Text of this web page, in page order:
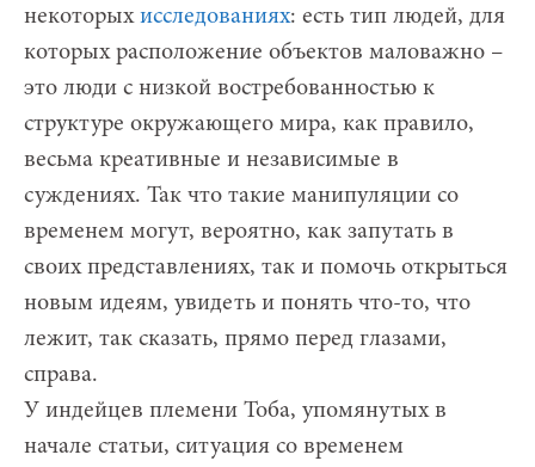
некоторых исследованиях: есть тип людей, для
которых расположение объектов маловажно –
это люди с низкой востребованностью к
структуре окружающего мира, как правило,
весьма креативные и независимые в
суждениях. Так что такие манипуляции со
временем могут, вероятно, как запутать в
своих представлениях, так и помочь открыться
новым идеям, увидеть и понять что-то, что
лежит, так сказать, прямо перед глазами,
справа.
У индейцев племени Тоба, упомянутых в
начале статьи, ситуация со временем